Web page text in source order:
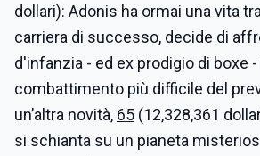
dollari): Adonis ha ormai una vita
carriera di successo, decide di
d'infanzia - ed ex prodigio di boxe -
combattimento più difficile del
un’altra novità, 65 (12,328,361
si schianta su un pianeta